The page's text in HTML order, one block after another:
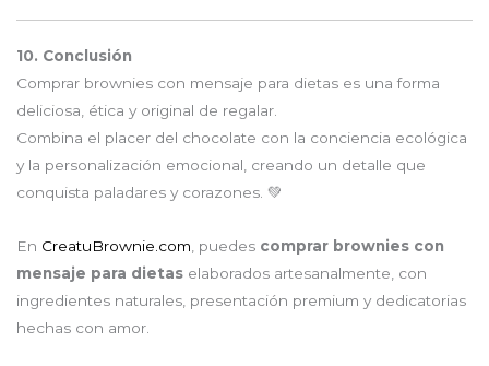
10. Conclusión
Comprar brownies con mensaje para dietas es una forma
deliciosa, ética y original de regalar.
Combina el placer del chocolate con la conciencia ecológica
y la personalización emocional, creando un detalle que
conquista paladares y corazones. 💚
En CreatuBrownie.com, puedes comprar brownies con
mensaje para dietas elaborados artesanalmente, con
ingredientes naturales, presentación premium y dedicatorias
hechas con amor.